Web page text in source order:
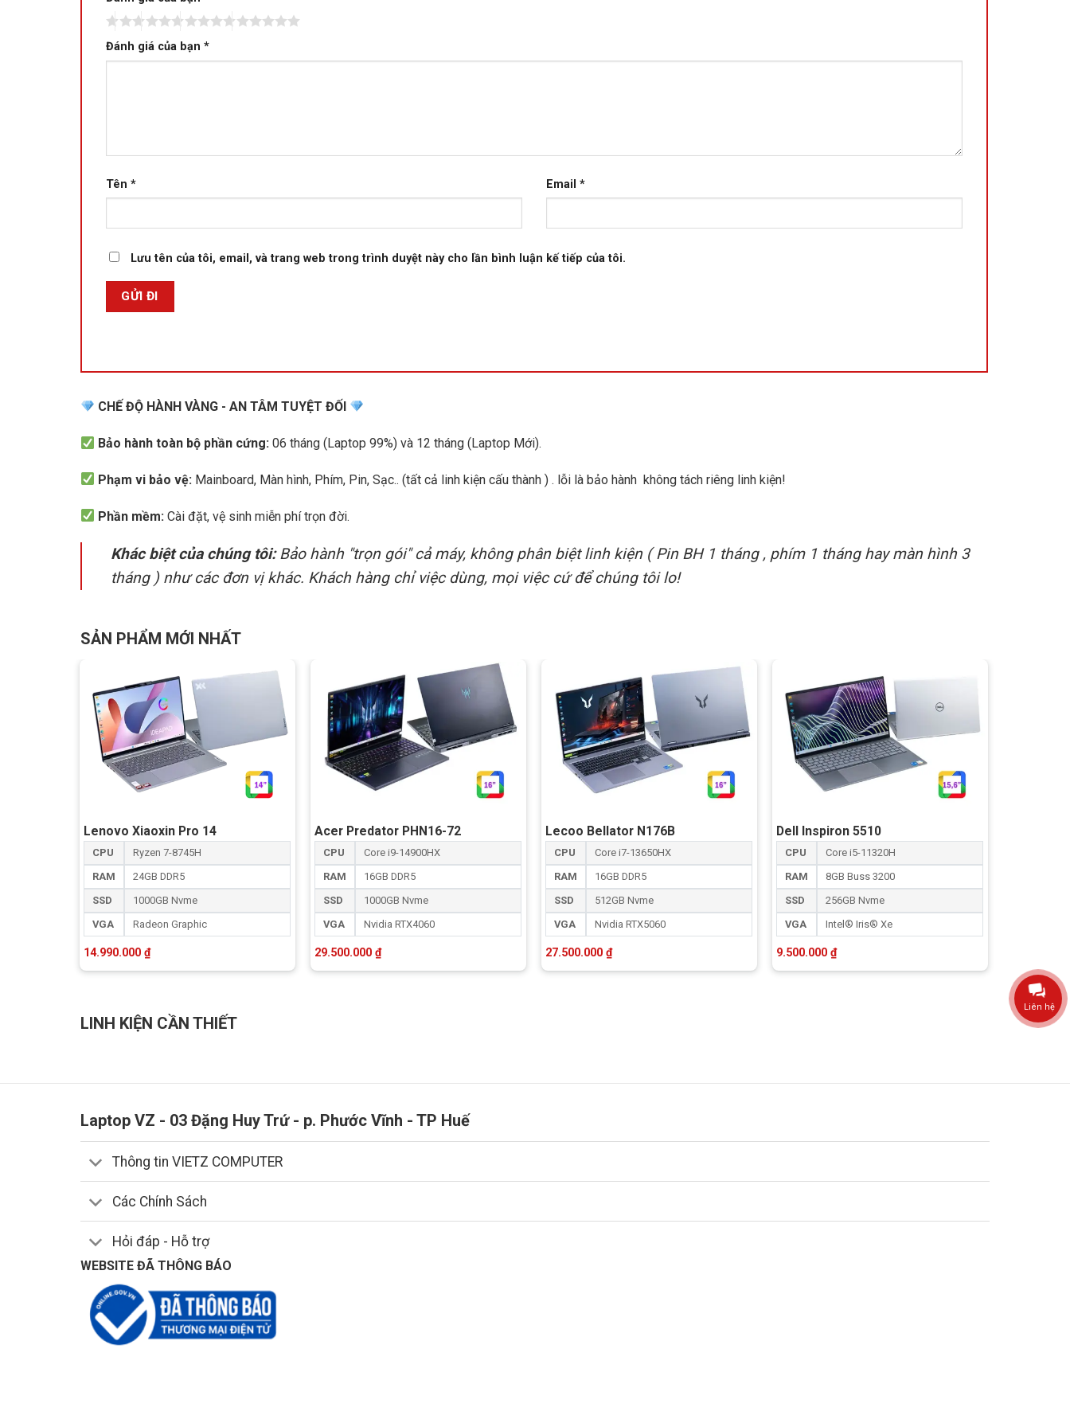
đến bất cứ mọi không gian bạn muốn mà không lo cồng kềnh, nặng nhọc.
Tiết diện phím rộng rãi với thiết kế tràn gần sát cạnh máy, mang đến cho bạn khoảng cách gõ phím thoải mái
hơn mà không bị vướng víu, kết hợp cùng hành trình sâu và đèn nền đặc sắc.
Giúp tăng thêm hứng thú làm việc cho người dùng với tốc độ gõ phím nhanh chóng nhưng không tạo ra tiếng
Đánh giá của bạn *
Tên * Email *
Lưu tên của tôi, email, và trang web trong trình duyệt này cho lần bình luận kế tiếp của tôi.
CHẾ ĐỘ HÀNH VÀNG - AN TÂM TUYỆT ĐỐI
Bảo hành toàn bộ phần cứng:06 tháng (Laptop 99%) và 12 tháng (Laptop Mới).
Phạm vi bảo vệ:Mainboard, Màn hình, Phím, Pin, Sạc.. (tất cả linh kiện cấu thành ) . lỗi là bảo hành không tách riêng linh kiện!
Phần mềm: Cài đặt, vệ sinh miễn phí trọn đời.
Khác biệt của chúng tôi:Bảo hành "trọn gói" cả máy, không phân biệt linh kiện ( Pin BH 1 tháng , phím 1 tháng hay màn hình 3
tháng ) như các đơn vị khác. Khách hàng chỉ việc dùng, mọi việc cứ để chúng tôi lo!
SẢN PHẨM MỚI NHẤT
Lenovo Xiaoxin Pro 14
CPU
Ryzen 7-8745H
RAM
24GB DDR5
SSD
1000GB Nvme
VGA
Radeon Graphic
14.990.000₫
Acer Predator PHN16-72
CPU
Core i9-14900HX
RAM
16GB DDR5
SSD
1000GB Nvme
VGA
Nvidia RTX4060
29.500.000₫
Lecoo Bellator N176B
CPU
Core i7-13650HX
RAM
16GB DDR5
SSD
512GB Nvme
VGA
Nvidia RTX5060
27.500.000₫
Dell Inspiron 5510
CPU
Core i5-11320H
RAM
8GB Buss 3200
SSD
256GB Nvme
VGA
Intel® Iris® Xe
9.500.000₫
LINH KIỆN CẦN THIẾT
Laptop VZ - 03 Đặng Huy Trứ - p. Phước Vĩnh - TP Huế
Thông tin VIETZ COMPUTER
Các Chính Sách
Hỏi đáp - Hỗ trợ
WEBSITE ĐÃ THÔNG BÁO
Liên hệ